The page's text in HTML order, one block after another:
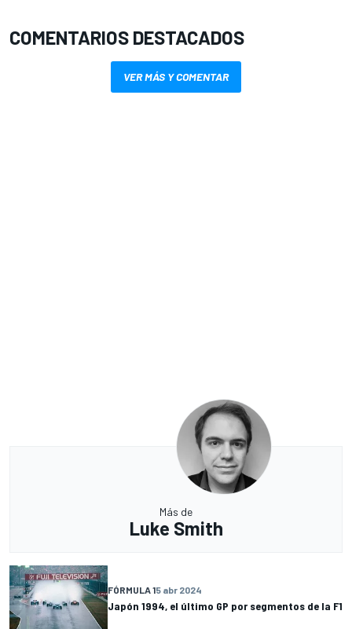
COMENTARIOS DESTACADOS
VER MÁS Y COMENTAR
Más de
Luke Smith
FÓRMULA 15 abr 2024
Japón 1994, el último GP por segmentos de la F1